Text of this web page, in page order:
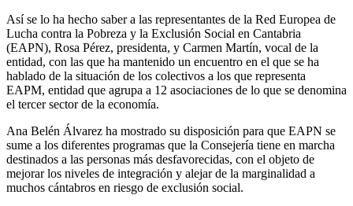
Así se lo ha hecho saber a las representantes de la Red Europea de
Lucha contra la Pobreza y la Exclusión Social en Cantabria
(EAPN), Rosa Pérez, presidenta, y Carmen Martín, vocal de la
entidad, con las que ha mantenido un encuentro en el que se ha
hablado de la situación de los colectivos a los que representa
EAPM, entidad que agrupa a 12 asociaciones de lo que se denomina
el tercer sector de la economía.
Ana Belén Álvarez ha mostrado su disposición para que EAPN se
sume a los diferentes programas que la Consejería tiene en marcha
destinados a las personas más desfavorecidas, con el objeto de
mejorar los niveles de integración y alejar de la marginalidad a
muchos cántabros en riesgo de exclusión social.